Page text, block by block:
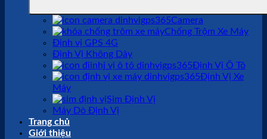
Camera
Chống Trộm Xe Máy
Định vị GPS 4G
Định Vị Không Dây
Định Vị Ô Tô
Định Vị Xe
Máy
Sim Định Vị
Máy Dò Định Vị
Trang chủ
Giới thiệu